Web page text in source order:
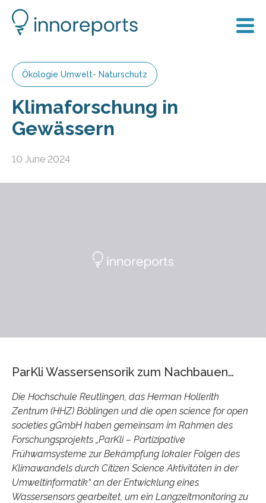
Ökologie Umwelt- Naturschutz
Klimaforschung in
Gewässern
10 June 2024
ParKli Wassersensorik zum Nachbauen…
Die Hochschule Reutlingen, das Herman Hollerith
Zentrum (HHZ) Böblingen und die open science for open
societies gGmbH haben gemeinsam im Rahmen des
Forschungsprojekts „ParKli – Partizipative
Frühwarnsysteme zur Bekämpfung lokaler Folgen des
Klimawandels durch Citizen Science Aktivitäten in der
Umweltinformatik“ an der Entwicklung eines
Wassersensors gearbeitet, um ein Langzeitmonitoring zu